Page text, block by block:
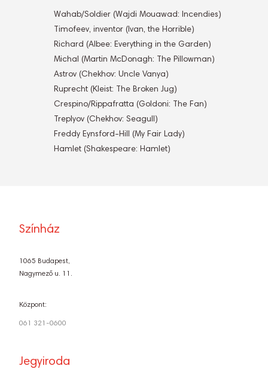
Wahab/Soldier (Wajdi Mouawad: Incendies)
Timofeev, inventor (Ivan, the Horrible)
Richard (Albee: Everything in the Garden)
Michal (Martin McDonagh: The Pillowman)
Astrov (Chekhov: Uncle Vanya)
Ruprecht (Kleist: The Broken Jug)
Crespino/Rippafratta (Goldoni: The Fan)
Treplyov (Chekhov: Seagull)
Freddy Eynsford-Hill (My Fair Lady)
Hamlet (Shakespeare: Hamlet)
Színház
1065 Budapest,
Nagymező u. 11.
Központ:
061 321-0600
Jegyiroda